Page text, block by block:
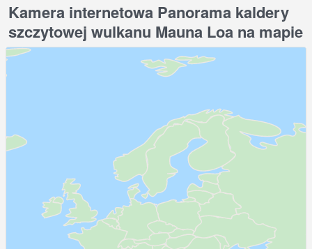
Kamera internetowa Panorama kaldery
szczytowej wulkanu Mauna Loa na mapie